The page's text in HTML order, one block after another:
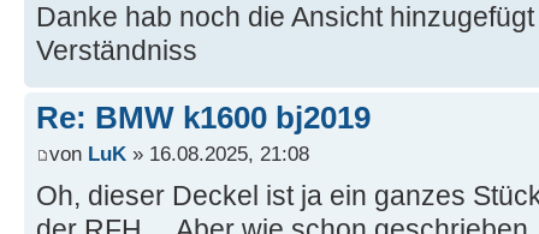
Danke hab noch die Ansicht
Verständniss
Re: BMW k1600 bj2019
von LuK » 16.08.2025, 21:08
Oh, dieser Deckel ist ja ein ganzes